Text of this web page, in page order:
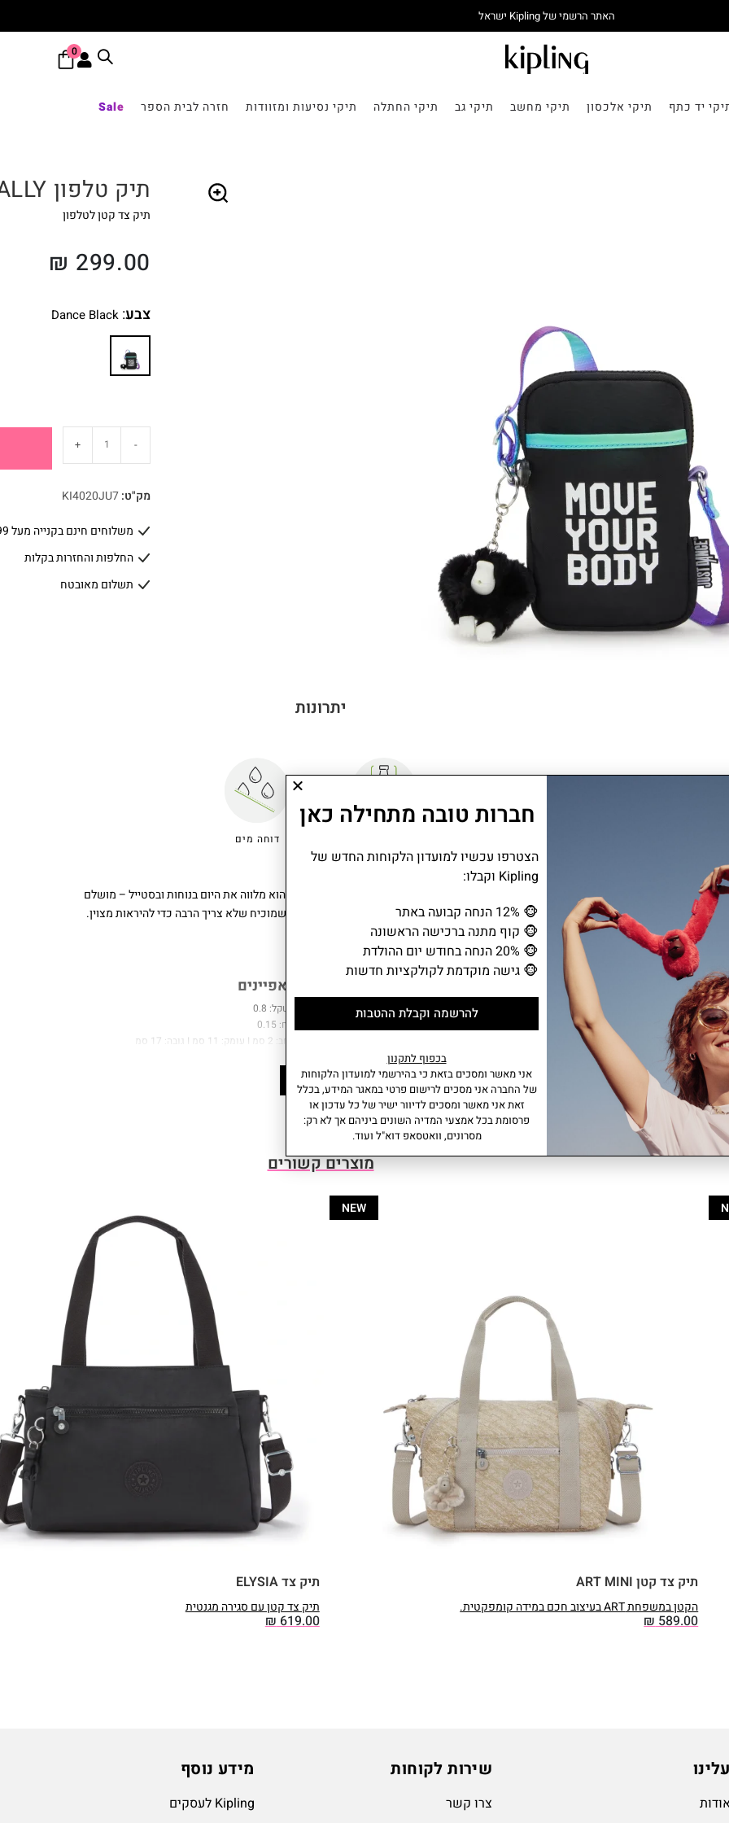
האתר הרשמי של Kipling ישראל
0
יד כתף תיקי אלכסון תיקי מחשב תיקי גב תיקי החתלה תיקי נסיעות ומזוודות חזרה לבית הספר Sale
תיק טלפון TALLY
תיק צד קטן לטלפון
₪ 299.00
צבע:
Dance Black
-
+
מק"ט:KI4020JU7
משלוחים חינם בקנייה מעל 399 ₪
החלפות והחזרות בקלות
תשלום מאובטח
יתרונות
דוחה מים
תיק TALLY הוא תיק קטן עם אופי גדול. בעיצוב קליק ומדויק, הוא מלווה את היום בנוחות ובסטייל – מושלם
לסידורים מהירים, טיולים קלילים או יציאות ספונטניות. תיק שמוכיח שלא צריך הרבה כדי להיראות מצוין.
•∙תא ראשי עם סגירת רוכסן המכיל תא פתוח.
• בחזית התיק כיס פתוח.
• רצועה מתכווננת.
• אורך רצועה מינימלי: 31, אורך רצועה מקסימלי: 65.
מאפיינים
משקל: 0.8
נפח: 0.15
רוחב: 2 סמ I עומק: 11 סמ I גובה: 17 סמ
עוד
מוצרים קשורים
NEW
תיק צד קטן ART MINI
הקטן במשפחת ART בעיצוב חכם במידה קומפקטית.
₪589.00
תיק צד ELYSIA
תיק צד קטן עם סגירה מגנטית
₪619.00
מידע נוסף
Kipling לעסקים
שירות לקוחות
צרו קשר
חברות טובה מתחילה כאן
הצטרפו עכשיו למועדון הלקוחות החדש של
Kipling וקבלו:
🐵
🐵 קוף מתנה ברכישה הראשונה
🐵
🐵 גישה מוקדמת לקולקציות חדשות
להרשמה וקבלת ההטבות
בכפוף לתקנון
אני מאשר ומסכים בזאת כי בהירשמי למועדון הלקוחות
של החברה אני מסכים לרישום פרטי במאגר המידע, בכלל
זאת אני מאשר ומסכים לדיוור ישיר של כל עדכון או
פרסומת בכל אמצעי המדיה השונים ביניהם אך לא רק:
מסרונים, וואטסאפ דוא"ל ועוד.